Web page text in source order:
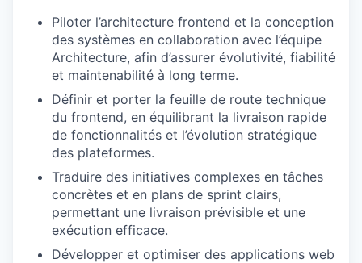
Piloter l’architecture frontend et la conception
des systèmes en collaboration avec l’équipe
Architecture, afin d’assurer évolutivité, fiabilité
et maintenabilité à long terme.
Définir et porter la feuille de route technique
du frontend, en équilibrant la livraison rapide
de fonctionnalités et l’évolution stratégique
des plateformes.
Traduire des initiatives complexes en tâches
concrètes et en plans de sprint clairs,
permettant une livraison prévisible et une
exécution efficace.
Développer et optimiser des applications web